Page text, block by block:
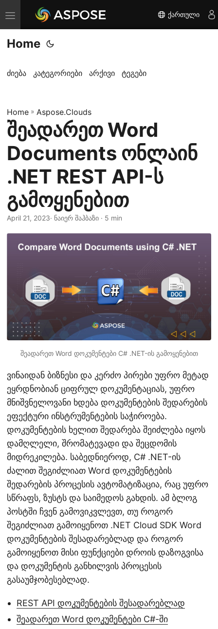
T
o
g
l
a
v
i
t
i
o
n
ქართული
Home
ძიება კატეგორიები არქივი ტეგები
Home » Aspose.Clouds
შეადარეთ Word
Documents ონლაინ
.NET REST API-ს
გამოყენებით
April 21, 2023· ნაიერ შაჰბაზი · 5 min
შეადარეთ Word დოკუმენტები C# .NET-ის გამოყენებით
ვინაიდან ბიზნესი და კერძო პირები უფრო მეტად
ეყრდნობიან ციფრულ დოკუმენტაციას, უფრო
მნიშვნელოვანი ხდება დოკუმენტების შედარების
ეფექტური ინსტრუმენტების საჭიროება.
დოკუმენტების ხელით შედარება შეიძლება იყოს
დამღლელი, შრომატევადი და შეცდომის
მიდრეკილება. საბედნიეროდ, C# .NET-ის
ძალით შეგიძლიათ Word დოკუმენტების
შედარების პროცესის ავტომატიზაცია, რაც უფრო
სწრაფს, ზუსტს და საიმედოს გახდის. ამ ბლოგ
პოსტში ჩვენ გამოვიკვლევთ, თუ როგორ
შეგიძლიათ გამოიყენოთ .NET Cloud SDK Word
დოკუმენტების შესადარებლად და როგორ
გამოიყენოთ მისი ფუნქციები დროის დაზოგვისა
და დოკუმენტის განხილვის პროცესის
გასაუმჯობესებლად.
REST API დოკუმენტების შესადარებლად
შეადარეთ Word დოკუმენტები C#-ში